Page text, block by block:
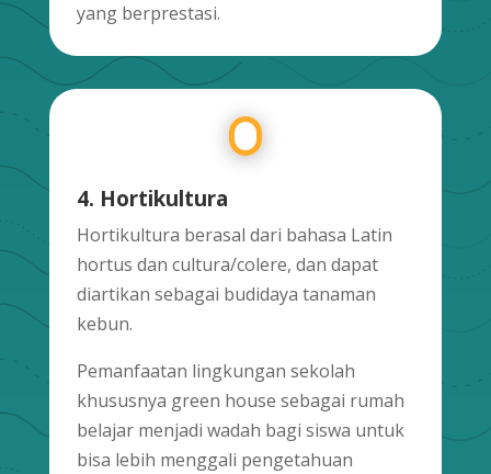
yang berprestasi.
4. Hortikultura
Hortikultura berasal dari bahasa Latin
hortus dan cultura/colere, dan dapat
diartikan sebagai budidaya tanaman
kebun.
Pemanfaatan lingkungan sekolah
khususnya green house sebagai rumah
belajar menjadi wadah bagi siswa untuk
bisa lebih menggali pengetahuan